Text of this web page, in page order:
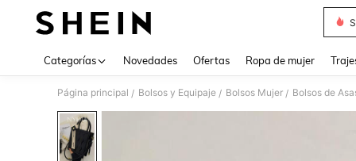
Categorías Novedades Ofertas Ropa de mujer
Página principal / Bolsos y Equipaje / Bolsos Mujer / Bolsos de